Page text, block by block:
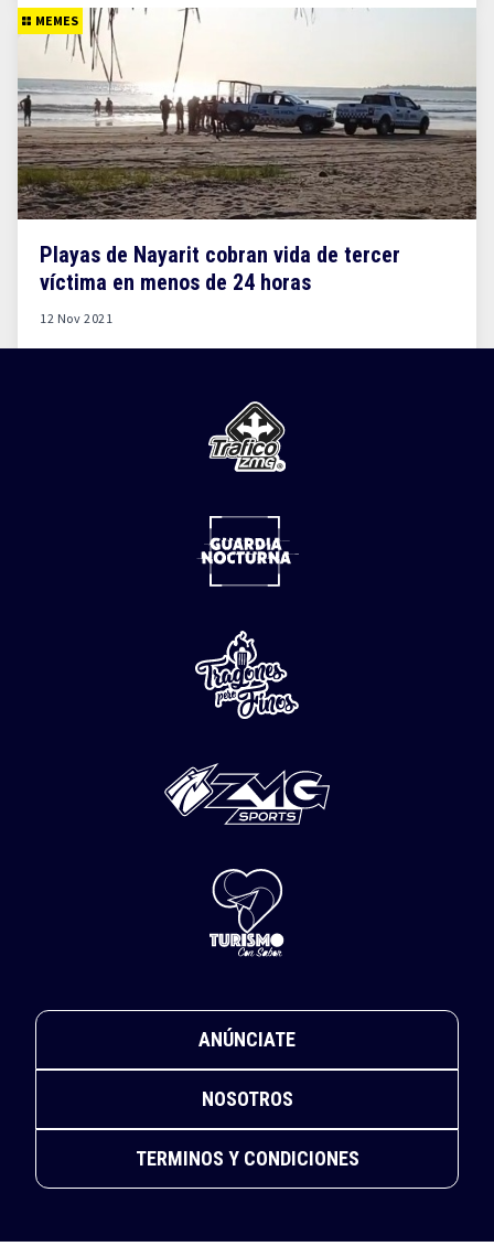
MEMES
Playas de Nayarit cobran vida de tercer
víctima en menos de 24 horas
12 Nov 2021
ANÚNCIATE
NOSOTROS
TERMINOS Y CONDICIONES